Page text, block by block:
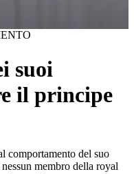
suoi
il principe
comportamento del suo
membro della royal